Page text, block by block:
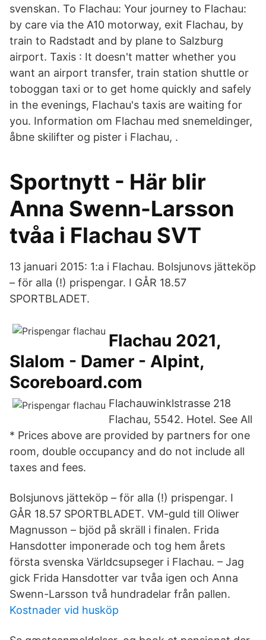
svenskan. To Flachau: Your journey to Flachau:
by care via the A10 motorway, exit Flachau, by
train to Radstadt and by plane to Salzburg
airport. Taxis : It doesn't matter whether you
want an airport transfer, train station shuttle or
toboggan taxi or to get home quickly and safely
in the evenings, Flachau's taxis are waiting for
you. Information om Flachau med snemeldinger,
åbne skilifter og pister i Flachau, .
Sportnytt - Här blir
Anna Swenn-Larsson
tvåa i Flachau SVT
13 januari 2015: 1:a i Flachau. Bolsjunovs jätteköp
– för alla (!) prispengar. I GÅR 18.57
SPORTBLADET.
Flachau 2021,
Slalom - Damer - Alpint,
Scoreboard.com
Flachauwinklstrasse 218
Flachau, 5542. Hotel. See All
* Prices above are provided by partners for one
room, double occupancy and do not include all
taxes and fees.
Bolsjunovs jätteköp – för alla (!) prispengar. I
GÅR 18.57 SPORTBLADET. VM-guld till Oliwer
Magnusson – bjöd på skräll i finalen. Frida
Hansdotter imponerade och tog hem årets
första svenska Världcsupseger i Flachau. – Jag
gick Frida Hansdotter var tvåa igen och Anna
Swenn-Larsson två hundradelar från pallen.
Kostnader vid husköp